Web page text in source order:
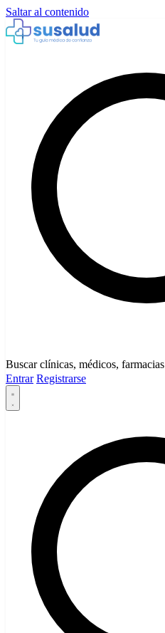
Saltar al contenido
Buscar clínicas, médicos, farmacias
Entrar Registrarse